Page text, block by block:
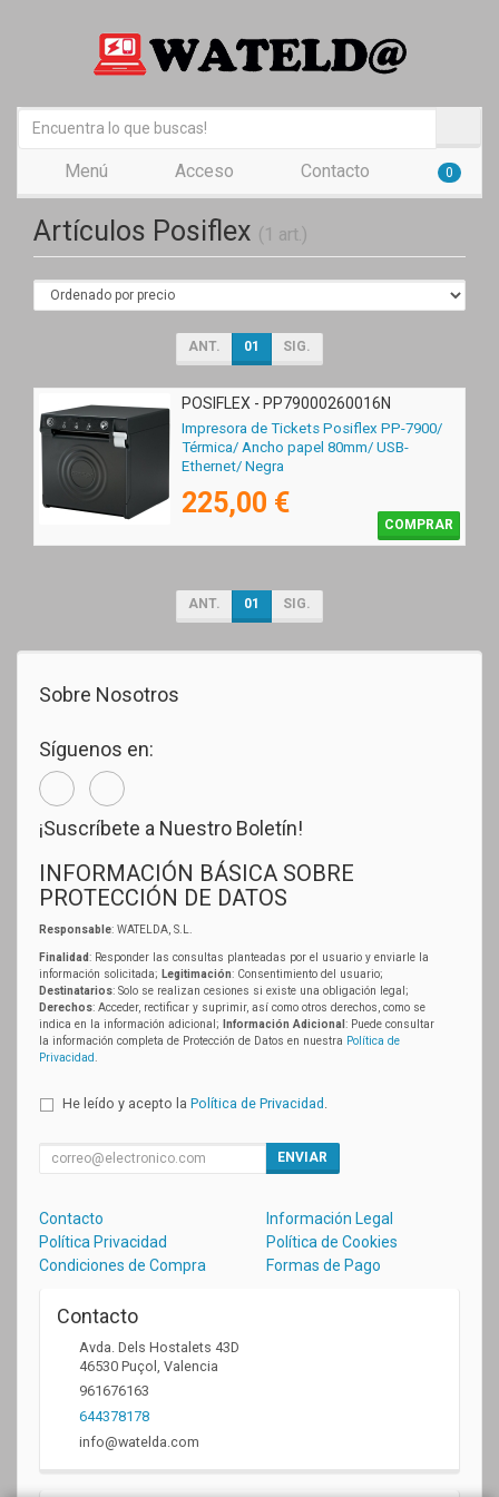
Menú Acceso Contacto 0
Artículos Posiflex (1 art.)
ANT. 01 SIG.
POSIFLEX - PP79000260016N
Impresora de Tickets Posiflex PP-7900/
Térmica/ Ancho papel 80mm/ USB-
Ethernet/ Negra
225,00 €
COMPRAR
ANT. 01 SIG.
Sobre Nosotros
Síguenos en:
¡Suscríbete a Nuestro Boletín!
INFORMACIÓN BÁSICA SOBRE
PROTECCIÓN DE DATOS
Responsable: WATELDA, S.L.
Finalidad: Responder las consultas planteadas por el usuario y enviarle la
información solicitada; Legitimación: Consentimiento del usuario;
Destinatarios: Solo se realizan cesiones si existe una obligación legal;
Derechos: Acceder, rectificar y suprimir, así como otros derechos, como se
indica en la información adicional;
Información Adicional : Puede consultar
la información completa de Protección de Datos en nuestra Política de
Privacidad
He leído y acepto la Política de Privacidad .
ENVIAR
Contacto
Información Legal
Política Privacidad
Política de Cookies
Condiciones de Compra
Formas de Pago
Contacto
Avda. Dels Hostalets 43D
46530 Puçol , Valencia
961676163
644378178
info@watelda.com